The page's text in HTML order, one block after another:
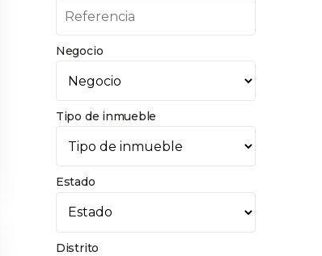
Negocio
Tipo de inmueble
Estado
Distrito